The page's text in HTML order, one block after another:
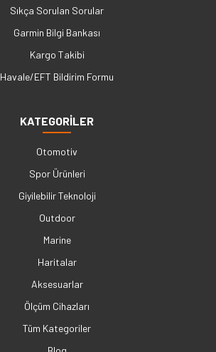
Sıkça Sorulan Sorular
Garmin Bilgi Bankası
Kargo Takibi
Havale/EFT Bildirim Formu
KATEGORİLER
Otomotiv
Spor Ürünleri
Giyilebilir Teknoloji
Outdoor
Marine
Haritalar
Aksesuarlar
Ölçüm Cihazları
Tüm Kategoriler